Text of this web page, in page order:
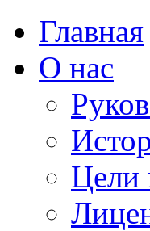
Главная
О нас
Цели